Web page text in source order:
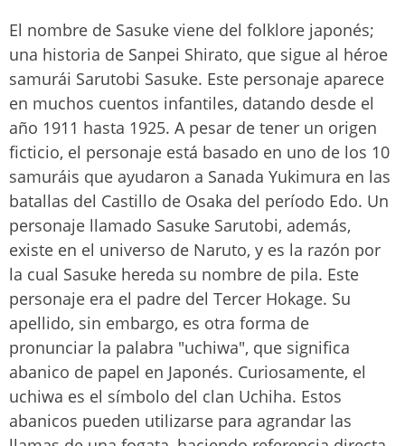
El nombre de Sasuke viene del folklore japonés;
una historia de Sanpei Shirato, que sigue al héroe
samurái Sarutobi Sasuke. Este personaje aparece
en muchos cuentos infantiles, datando desde el
año 1911 hasta 1925. A pesar de tener un origen
ficticio, el personaje está basado en uno de los 10
samuráis que ayudaron a Sanada Yukimura en las
batallas del Castillo de Osaka del período Edo. Un
personaje llamado Sasuke Sarutobi, además,
existe en el universo de Naruto, y es la razón por
la cual Sasuke hereda su nombre de pila. Este
personaje era el padre del Tercer Hokage. Su
apellido, sin embargo, es otra forma de
pronunciar la palabra "uchiwa", que significa
abanico de papel en Japonés. Curiosamente, el
uchiwa es el símbolo del clan Uchiha. Estos
abanicos pueden utilizarse para agrandar las